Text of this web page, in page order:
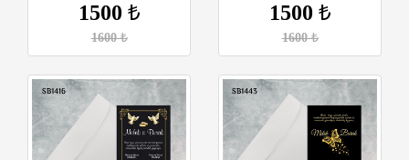
1500 ₺
1600₺
1500 ₺
1600₺